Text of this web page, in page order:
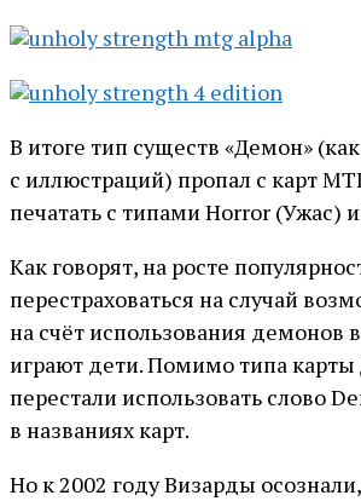
В итоге тип существ «Демон»
с иллюстраций) пропал с карт
печатать с типами Horror (Ужас)
Как говорят, на росте
перестраховаться на случай
на счёт использования демонов
играют дети. Помимо типа
перестали использовать слово
в названиях карт.
Но к 2002 году Визарды